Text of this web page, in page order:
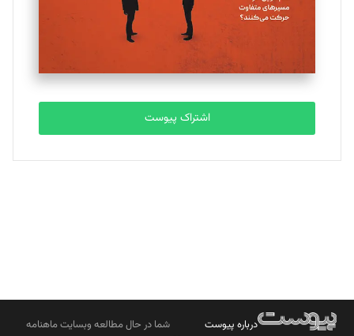
تحریریه
مصطفی مسجدی آرانی
تحریریه
بابک نقاش
تحریریه
اشتراک پیوست
درباره پیوست
شما در حال مطالعه وبسایت ماهنامه